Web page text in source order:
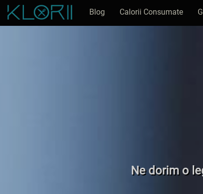
Blog Calorii Consumate
Ne dorim o